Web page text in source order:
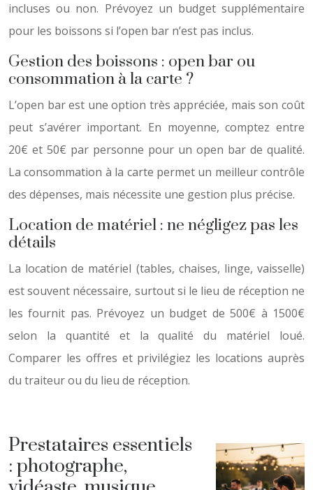
incluses ou non. Prévoyez un budget supplémentaire
pour les boissons si l’open bar n’est pas inclus.
Gestion des boissons : open bar ou
consommation à la carte ?
L’open bar est une option très appréciée, mais son coût
peut s’avérer important. En moyenne, comptez entre
20€ et 50€ par personne pour un open bar de qualité.
La consommation à la carte permet un meilleur contrôle
des dépenses, mais nécessite une gestion plus précise.
Location de matériel : ne négligez pas les
détails
La location de matériel (tables, chaises, linge, vaisselle)
est souvent nécessaire, surtout si le lieu de réception ne
les fournit pas. Prévoyez un budget de 500€ à 1500€
selon la quantité et la qualité du matériel loué.
Comparer les offres et privilégiez les locations auprès
du traiteur ou du lieu de réception.
Prestataires essentiels
: photographe,